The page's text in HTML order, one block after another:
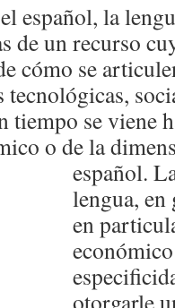
español, la
de un recurso
cómo se
tiempo se viene
o de la
español.
lengua, en
en
otorgarle